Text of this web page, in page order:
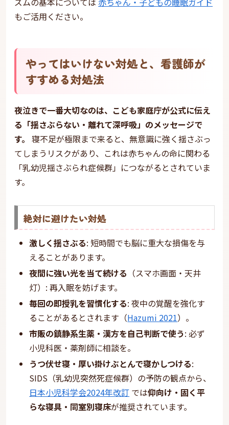
もご活用ください。
やってはいけない対処と、看護師が
すすめる対処法
夜泣きで一番大切なのは、こども家庭庁が公式に伝え
る「揺さぶらない・離れて深呼吸」のメッセージで
す。 寝不足が極限まで来ると、無意識に強く揺さぶっ
てしまうリスクがあり、これは赤ちゃんの命に関わる
「乳幼児揺さぶられ症候群」につながるとされていま
す。
絶対に避けたい対処
激しく揺さぶる: 短時間でも脳に重大な損傷を与
えることがあります。
夜間に強い光を当て続ける （スマホ画面・天井
灯）: 再入眠を妨げます。
毎回の即授乳を習慣化する: 夜中の覚醒を強化す
ることがあるとされます（Hazumi 2021）。
市販の鎮静系生薬・漢方を自己判断で使う: 必ず
小児科医・薬剤師に相談を。
うつ伏せ寝・厚い掛けぶとんで寝かしつける:
SIDS（乳幼児突然死症候群）の予防の観点から、
日本小児科学会2024年改訂 では仰向け・固く平
らな寝具・同室別寝床が推奨されています。